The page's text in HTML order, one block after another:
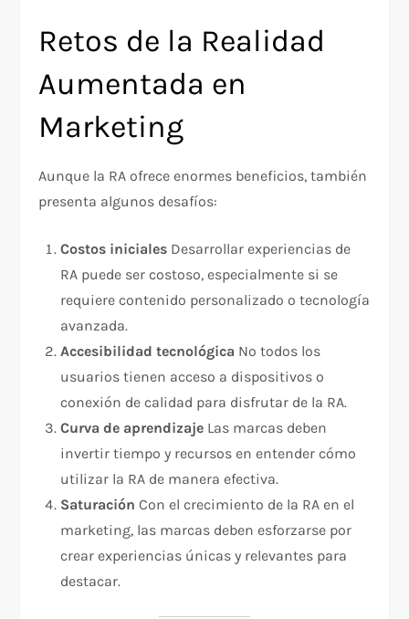
Retos de la Realidad
Aumentada en
Marketing
Aunque la RA ofrece enormes beneficios, también
presenta algunos desafíos:
Costos iniciales Desarrollar experiencias de
RA puede ser costoso, especialmente si se
requiere contenido personalizado o tecnología
avanzada.
Accesibilidad tecnológica No todos los
usuarios tienen acceso a dispositivos o
conexión de calidad para disfrutar de la RA.
Curva de aprendizaje Las marcas deben
invertir tiempo y recursos en entender cómo
utilizar la RA de manera efectiva.
Saturación Con el crecimiento de la RA en el
marketing, las marcas deben esforzarse por
crear experiencias únicas y relevantes para
destacar.